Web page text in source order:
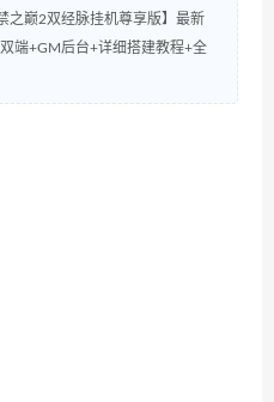
之巅2双经脉挂机尊享版】最新
端+GM后台+详细搭建教程+全